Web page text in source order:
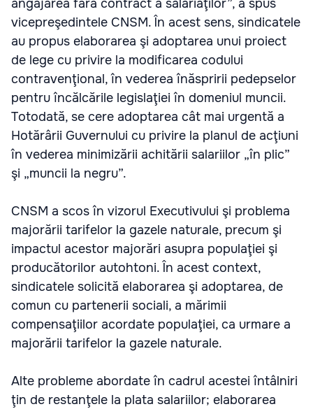
angajarea fără contract a salariaţilor”, a spus
vicepreşedintele CNSM. În acest sens, sindicatele
au propus elaborarea şi adoptarea unui proiect
de lege cu privire la modificarea codului
contravenţional, în vederea înăspririi pedepselor
pentru încălcările legislaţiei în domeniul muncii.
Totodată, se cere adoptarea cât mai urgentă a
Hotărârii Guvernului cu privire la planul de acţiuni
în vederea minimizării achitării salariilor „în plic”
şi „muncii la negru”.
CNSM a scos în vizorul Executivului şi problema
majorării tarifelor la gazele naturale, precum şi
impactul acestor majorări asupra populaţiei şi
producătorilor autohtoni. În acest context,
sindicatele solicită elaborarea şi adoptarea, de
comun cu partenerii sociali, a mărimii
compensaţiilor acordate populaţiei, ca urmare a
majorării tarifelor la gazele naturale.
Alte probleme abordate în cadrul acestei întâlniri
ţin de restanţele la plata salariilor; elaborarea